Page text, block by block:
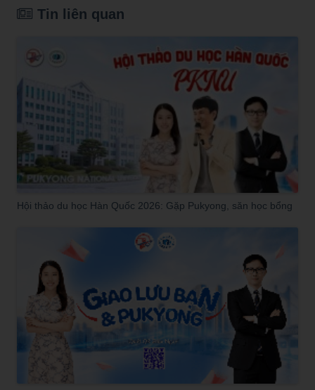
Tin liên quan
Hội thảo du học Hàn Quốc 2026: Gặp Pukyong, săn học bổng